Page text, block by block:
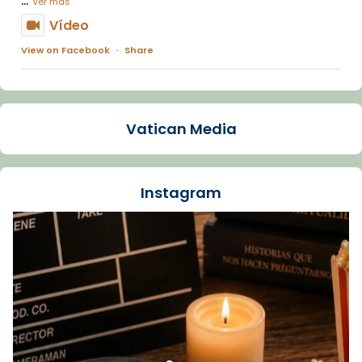
Vídeo
View on Facebook · Share
Arquebisbat de Barcelona
La Carmina va patir depressió. Fa gairebé
dos mesos, a l'Estadi Lluís Companys, la
Recupera l'entrevista comp
Vatican
tican News 👇
www.vaticannews.va/es/iglesia/news/2026-
07/carmina-historia-depresion-papa-viaje-
espana-testimoni...
Foto
Vatican Media
Instagram